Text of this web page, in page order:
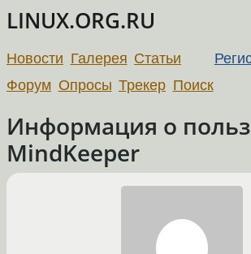
LINUX.ORG.RU
Новости Галерея Статьи
Форум Опросы Трекер Поиск
Информация о
MindKeeper